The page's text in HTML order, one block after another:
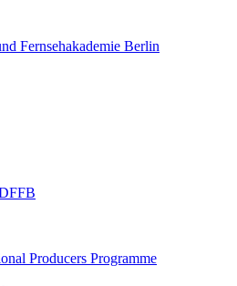
Pro­du­cers Pro­gram­me